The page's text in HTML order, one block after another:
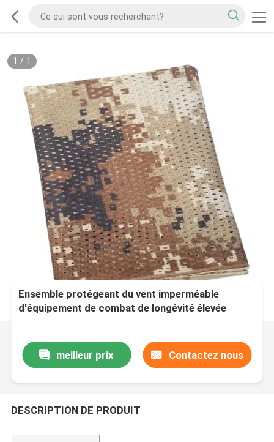
1 / 1
Ensemble protégeant du vent imperméable
d'équipement de combat de longévité élevée
meilleur prix Contactez nous
DESCRIPTION DE PRODUIT